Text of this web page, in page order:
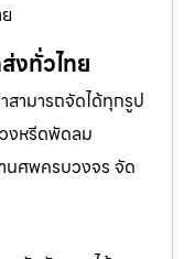
งทั่วไทย
สามารถจัดได้ทุกรูป
งหรีดพัดลม
นศพครบวงจร จัด